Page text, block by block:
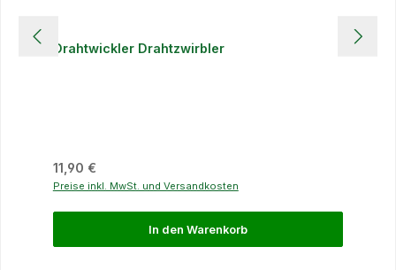
Drahtwickler Drahtzwirbler
Regulärer Preis:
11,90 €
Preise inkl. MwSt. und Versandkosten
In den Warenkorb